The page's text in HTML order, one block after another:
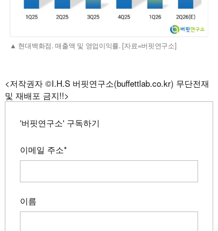
현대백화점. 매출액 및 영업이익률. [자료=버핏연구소]
<저작권자 ©I.H.S 버핏연구소(buffettlab.co.kr) 무단전재
및 재배포 금지!!>
'버핏연구소' 구독하기
이메일 주소*
이름